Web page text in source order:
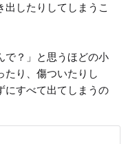
出したりしてしまうこ
で？」と思うほどの小
たり、傷ついたりし
にすべて出てしまうの